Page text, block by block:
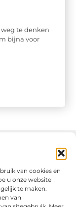
van cookies en
u onze website
te maken.
van
te denken
bijna voor